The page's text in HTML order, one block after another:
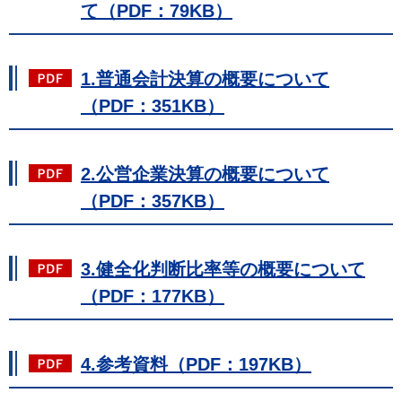
て（PDF：79KB）
1.普通会計決算の概要について
（PDF：351KB）
2.公営企業決算の概要について
（PDF：357KB）
3.健全化判断比率等の概要について
（PDF：177KB）
4.参考資料（PDF：197KB）